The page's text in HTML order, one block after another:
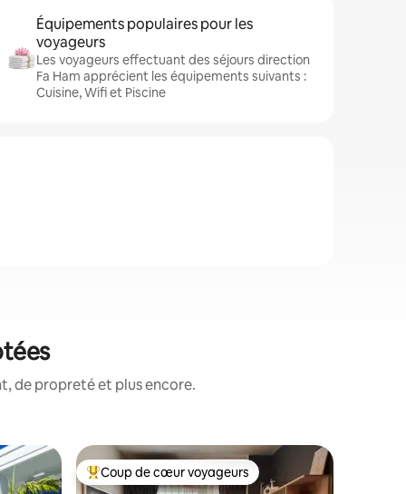
Équipements populaires pour les
voyageurs
Les voyageurs effectuant des séjours direction
Fa Ham apprécient les équipements suivants :
Cuisine, Wifi et Piscine
de propreté et plus encore.
appréciés Coups de cœur voyageurs les plus appréciés
Coup de cœur voyageurs